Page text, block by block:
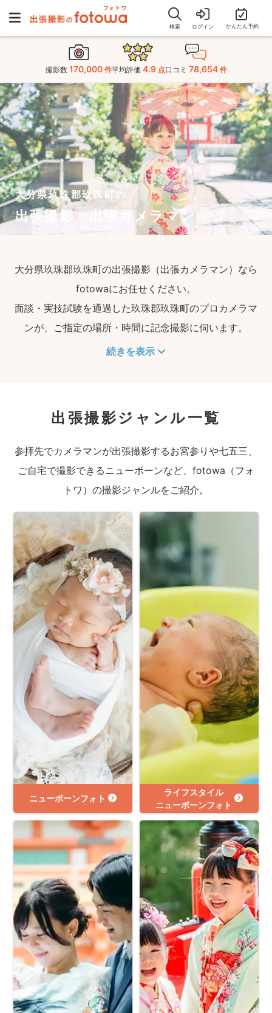
検索 ログイン かんたん予約
撮影数 170,000 件平均評価 4.9 点口コミ 78,654 件
大分県玖珠郡玖珠町の
出張撮影・出張カメラマン
大分県玖珠郡玖珠町の出張撮影（出張カメラマン）なら
fotowaにお任せください。
面談・実技試験を通過した玖珠郡玖珠町のプロカメラマ
ンが、ご指定の場所・時間に記念撮影に伺います。
続きを表示
出張撮影ジャンル一覧
参拝先でカメラマンが出張撮影するお宮参りや七五三、
ご自宅で撮影できるニューボーンなど、fotowa（フォ
トワ）の撮影ジャンルをご紹介。
ニューボーンフォト
ライフスタイル
ニューボーンフォト